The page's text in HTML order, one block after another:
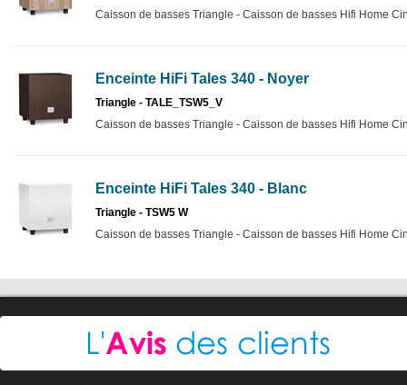
Caisson de basses Triangle - Caisson de basses Hifi Home
Enceinte HiFi Tales 340 - Noyer
Triangle - TALE_TSW5_V
Caisson de basses Triangle - Caisson de basses Hifi Home
Enceinte HiFi Tales 340 - Blanc
Triangle - TSW5 W
Caisson de basses Triangle - Caisson de basses Hifi Home